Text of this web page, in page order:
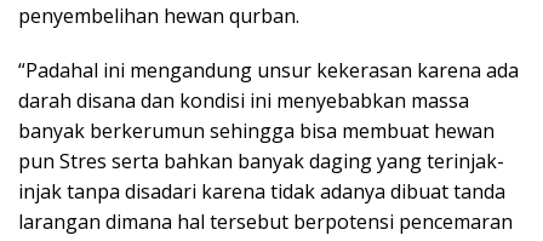
penyembelihan hewan qurban.
“Padahal ini mengandung unsur kekerasan karena ada
darah disana dan kondisi ini menyebabkan massa
banyak berkerumun sehingga bisa membuat hewan
pun Stres serta bahkan banyak daging yang terinjak-
injak tanpa disadari karena tidak adanya dibuat tanda
larangan dimana hal tersebut berpotensi pencemaran